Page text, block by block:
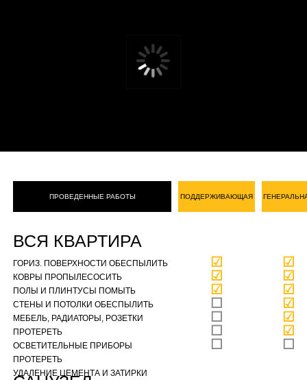
ГОРИЗ. ПОВЕРХНОСТИ ОБЕСПЫЛИТЬ
КОВРЫ ПРОПЫЛЕСОСИТЬ
ПОЛЫ И ПЛИНТУСЫ ПОМЫТЬ
СТЕНЫ И ПОТОЛКИ ОБЕСПЫЛИТЬ
МЕБЕЛЬ, РАДИАТОРЫ, РОЗЕТКИ
ПРОТЕРЕТЬ
ОСВЕТИТЕЛЬНЫЕ ПРИБОРЫ
ПРОТЕРЕТЬ
УДАЛЕНИЕ ЦЕМЕНТА И ЗАТИРКИ
ВСЯ КВАРТИРА
☑
☑
☑
☐
☐
☐
☐
ПРОВЕДЕННЫЕ РАБОТЫ ПОДДЕРЖИВАЮЩАЯ
☑
☑
☑
☑
☑
☑
☐